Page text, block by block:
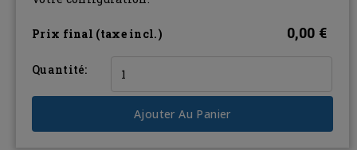
Prix final (taxe incl.) 0,00 €
Quantité:
Ajouter Au Panier